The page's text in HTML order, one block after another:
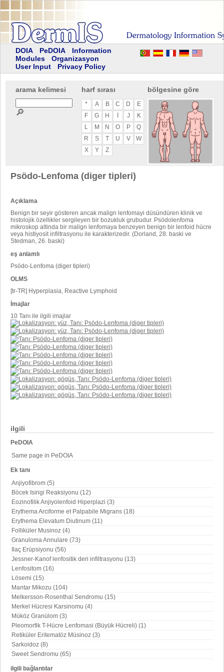
DOIA PeDOIA
Information
Modules
Organizasyon
User Input
Privacy Policy
arama kelimesi
🔎
harf sırası
* A B C D
E
F
G H J
K
L
M N O P
Q
R
S T U V
W
X
Y Z
bölgesine göre
ilgili
PeDOIA
Same page in PeDOIA
Ek tanı
Anjiyofibrom (5)
Böcek Isirigi Reaksiyonu (12)
Eozinofilik Anjiyolenfoid Hiperplazi (3)
Erythema Arciforme et Palpabile Migrans (18)
Erythema Elevatum Diutinum (11)
Folliküler Musinoz (4)
Granuloma Annulare (73)
Ilaç Erüpsiyonu (56)
Jessner-Kanof lenfositik deri infiltrasyonu (13)
Lenfositom (16)
Lösemi (15)
Mantar Mikozu (104)
Melkersson-Rosenthal Sendromu (15)
Merkel Hücresi Karsinomu (4)
Müköz Granülom (3)
Pleomorfik T-Hücre Lenfomasi (Büyük Hücreli) (1)
Retiküler Eritematöz Müsinoz (3)
Sarkoidoz (8)
Sweet Sendromu (65)
ilgili bağlantılar
Psödo-Lenfoma (diger tipleri)
Açıklama
Benign bir seyir gösteren ancak malign lenfomayi düsündüren klinik ve
histolojik özellikler sergileyen bir bozukluk grubudur. Psödolenfoma
mikroskop altinda bir malign lenfomaya benzeyen benign bir lenfoid hücre
veya histiyosit infiltrasyonu ile karakterizedir. (Dorland, 28. baski ve
Stedman, 26. baski)
eş anlamlı
Psödo-Lenfoma (diger tipleri)
OLMS
[tr-TR] Hyperplasia, Reactive Lymphoid
İmajlar
10 Tanı ile ilgili imajlar